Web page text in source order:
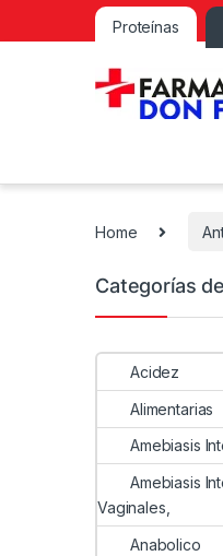
Proteínas
Home
Categorías
Acidez
Alimentarias
Amebiasis
Amebiasis
Vaginales,
Anabolico